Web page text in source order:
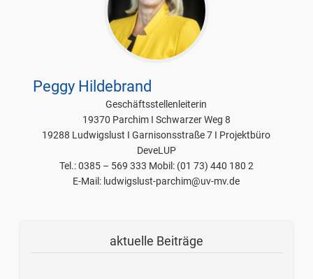
Peggy Hildebrand
Geschäftsstellenleiterin
19370 Parchim I Schwarzer Weg 8
19288 Ludwigslust I Garnisonsstraße 7 I Projektbüro
DeveLUP
Tel.: 0385 – 569 333 Mobil: (01 73) 440 180 2
E-Mail: ludwigslust-parchim@uv-mv.de
aktuelle Beiträge